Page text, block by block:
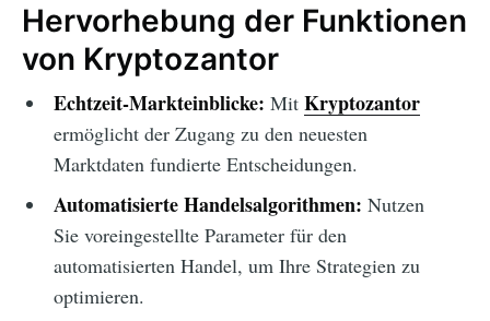
Hervorhebung der Funktionen
von Kryptozantor
Echtzeit-Markteinblicke: Mit Kryptozantor
ermöglicht der Zugang zu den neuesten
Marktdaten fundierte Entscheidungen.
Automatisierte Handelsalgorithmen: Nutzen
Sie voreingestellte Parameter für den
automatisierten Handel, um Ihre Strategien zu
optimieren.